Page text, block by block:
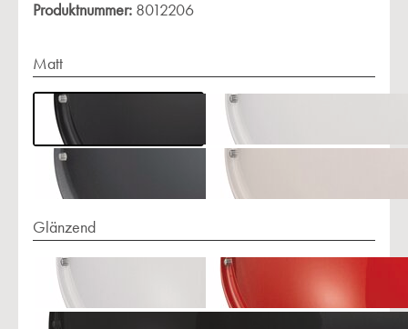
Produktnummer: 8012206
Matt
Glänzend